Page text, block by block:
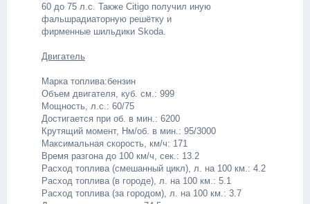
60 до 75 л.с. Также Citigo получил иную
фальшрадиаторную решётку и
фирменные шильдики Skoda.
Двигатель
Марка топлива:бензин
Объем двигателя, куб. см.: 999
Мощность, л.с.: 60/75
Достигается при об. в мин.: 6200
Крутящий момент, Нм/об. в мин.: 95/3000
Максимальная скорость, км/ч: 171
Время разгона до 100 км/ч, сек.: 13.2
Расход топлива (смешанный цикл), л. на 100 км.: 4.2
Расход топлива (в городе), л. на 100 км.: 5.1
Расход топлива (за городом), л. на 100 км.: 3.7